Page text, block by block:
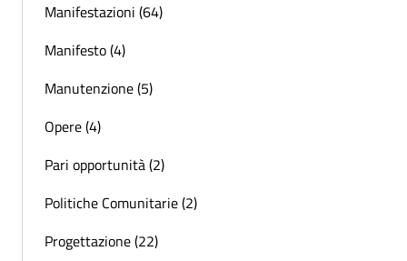
Manifestazioni (64)
Manifesto (4)
Manutenzione (5)
Opere (4)
Pari opportunità (2)
Politiche Comunitarie (2)
Progettazione (22)